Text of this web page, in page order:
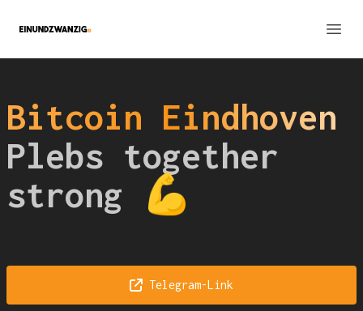
Einundzwanzig Portal
Bitcoin Eindhoven
Plebs together
strong 💪
Telegram-Link